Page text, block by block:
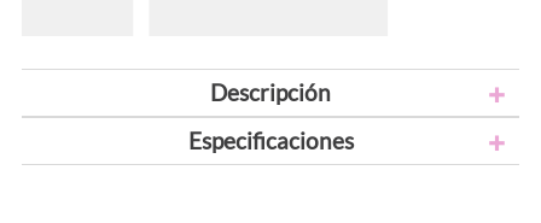
Descripción
Especificaciones